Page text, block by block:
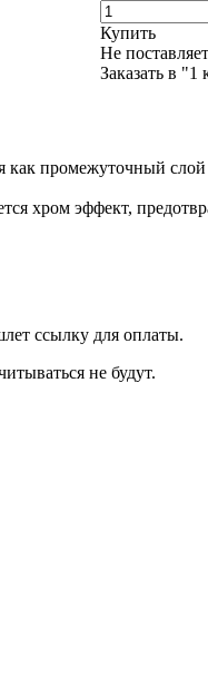
Купить
Не
Заказать в "1
промежуточный
хром эффект,
ссылку для оплаты.
не будут.